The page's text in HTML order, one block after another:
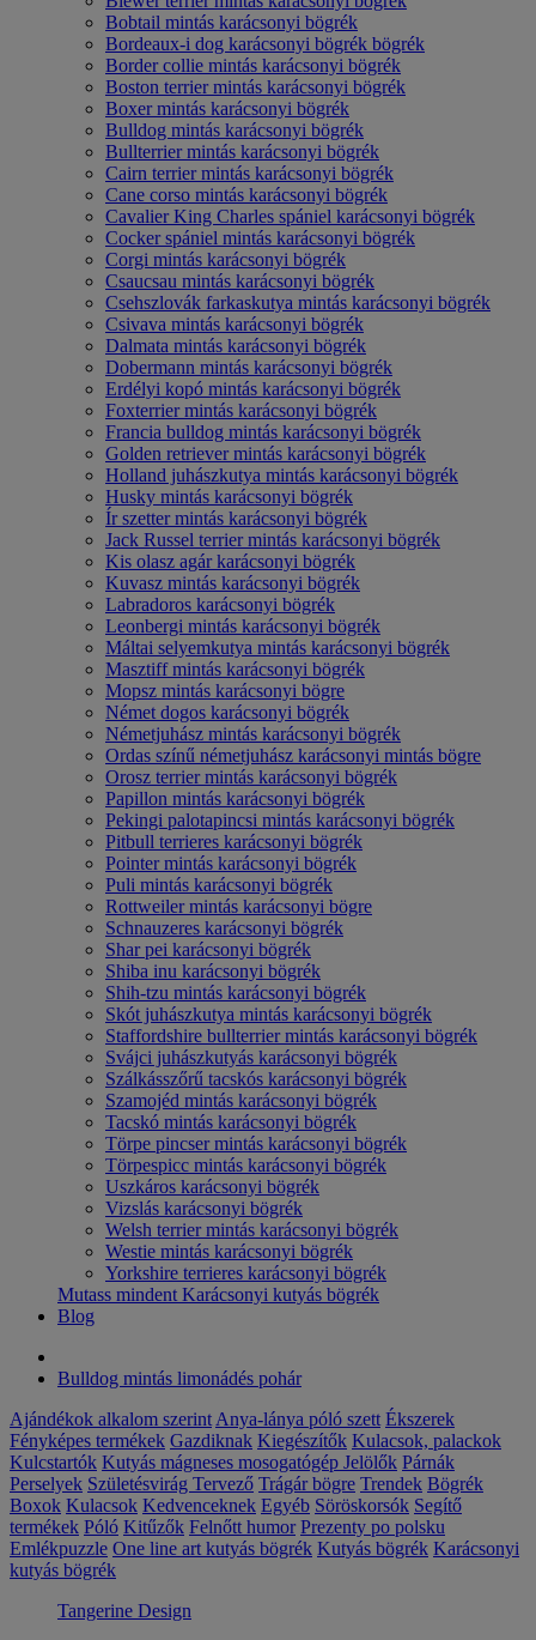
Bobtail mintás karácsonyi bögrék
Bordeaux-i dog karácsonyi bögrék bögrék
Border collie mintás karácsonyi bögrék
Boston terrier mintás karácsonyi bögrék
Boxer mintás karácsonyi bögrék
Bulldog mintás karácsonyi bögrék
Bullterrier mintás karácsonyi bögrék
Cairn terrier mintás karácsonyi bögrék
Cane corso mintás karácsonyi bögrék
Cavalier King Charles spániel karácsonyi bögrék
Cocker spániel mintás karácsonyi bögrék
Corgi mintás karácsonyi bögrék
Csaucsau mintás karácsonyi bögrék
Csehszlovák farkaskutya mintás karácsonyi bögrék
Csivava mintás karácsonyi bögrék
Dalmata mintás karácsonyi bögrék
Dobermann mintás karácsonyi bögrék
Erdélyi kopó mintás karácsonyi bögrék
Foxterrier mintás karácsonyi bögrék
Francia bulldog mintás karácsonyi bögrék
Golden retriever mintás karácsonyi bögrék
Holland juhászkutya mintás karácsonyi bögrék
Husky mintás karácsonyi bögrék
Ír szetter mintás karácsonyi bögrék
Jack Russel terrier mintás karácsonyi bögrék
Kis olasz agár karácsonyi bögrék
Kuvasz mintás karácsonyi bögrék
Labradoros karácsonyi bögrék
Leonbergi mintás karácsonyi bögrék
Máltai selyemkutya mintás karácsonyi bögrék
Masztiff mintás karácsonyi bögrék
Mopsz mintás karácsonyi bögre
Német dogos karácsonyi bögrék
Németjuhász mintás karácsonyi bögrék
Ordas színű németjuhász karácsonyi mintás bögre
Orosz terrier mintás karácsonyi bögrék
Papillon mintás karácsonyi bögrék
Pekingi palotapincsi mintás karácsonyi bögrék
Pitbull terrieres karácsonyi bögrék
Pointer mintás karácsonyi bögrék
Puli mintás karácsonyi bögrék
Rottweiler mintás karácsonyi bögre
Schnauzeres karácsonyi bögrék
Shar pei karácsonyi bögrék
Shiba inu karácsonyi bögrék
Shih-tzu mintás karácsonyi bögrék
Skót juhászkutya mintás karácsonyi bögrék
Staffordshire bullterrier mintás karácsonyi bögrék
Svájci juhászkutyás karácsonyi bögrék
Szálkásszőrű tacskós karácsonyi bögrék
Szamojéd mintás karácsonyi bögrék
Tacskó mintás karácsonyi bögrék
Törpe pincser mintás karácsonyi bögrék
Törpespicc mintás karácsonyi bögrék
Uszkáros karácsonyi bögrék
Vizslás karácsonyi bögrék
Welsh terrier mintás karácsonyi bögrék
Westie mintás karácsonyi bögrék
Yorkshire terrieres karácsonyi bögrék
Mutass mindent Karácsonyi kutyás bögrék
Blog
Bulldog mintás limonádés pohár
Ajándékok alkalom szerint Anya-lánya póló szett Ékszerek
Fényképes termékek Gazdiknak Kiegészítők Kulacsok, palackok
Kulcstartók Kutyás mágneses mosogatógép Jelölők Párnák
Perselyek Születésvirág Tervező Trágár bögre Trendek Bögrék
Boxok Kulacsok Kedvenceknek Egyéb Söröskorsók Segítő
termékek Póló Kitűzők Felnőtt humor Prezenty po polsku
Emlékpuzzle One line art kutyás bögrék Kutyás bögrék Karácsonyi
kutyás bögrék
Tangerine Design